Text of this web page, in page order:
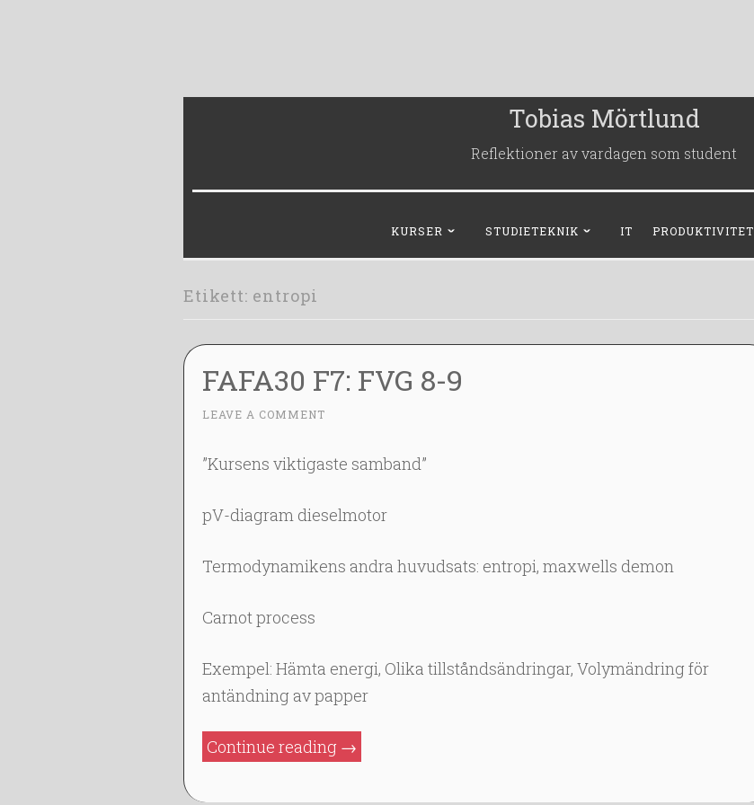
Tobias Mörtlund
Reflektioner av vardagen som student
KURSER STUDIETEKNIK IT PRODUKTIVITET
Etikett: entropi
FAFA30 F7: FVG 8-9
4
E
0
4
~
LEAVE A COMMENT
”Kursens viktigaste samband”
pV-diagram dieselmotor
Termodynamikens andra huvudsats: entropi, maxwells demon
Carnot process
Exempel: Hämta energi, Olika tillståndsändringar, Volymändring för
antändning av papper
Continue reading ”FAFA30
FVG
→